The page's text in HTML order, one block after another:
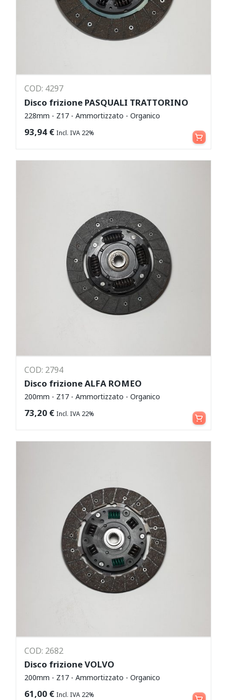
COD: 4297
Disco frizione PASQUALI TRATTORINO
228mm - Z17 - Ammortizzato - Organico
93,94 € Incl. IVA 22% Aggiungi al carrello
COD: 2794
Disco frizione ALFA ROMEO
200mm - Z17 - Ammortizzato - Organico
73,20 € Incl. IVA 22% Aggiungi al carrello
COD: 2682
Disco frizione VOLVO
200mm - Z17 - Ammortizzato - Organico
61,00 € Incl. IVA 22% Aggiungi al carrello